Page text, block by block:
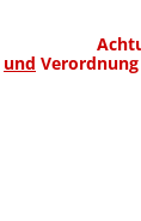
und